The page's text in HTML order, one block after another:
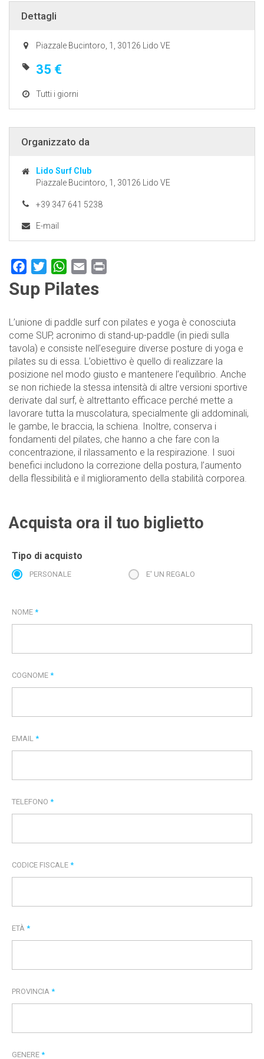
Dettagli
Piazzale Bucintoro, 1, 30126 Lido VE
35 €
Tutti i giorni
Organizzato da
Lido Surf Club
Piazzale Bucintoro, 1, 30126 Lido VE
+39 347 641 5238
E-mail
FacebookTwitterWhatsApp
Email
Sup Pilates
L’unione di paddle surf con pilates e yoga è conosciuta
come SUP, acronimo di stand-up-paddle (in piedi sulla
tavola) e consiste nell’eseguire diverse posture di yoga e
pilates su di essa. L’obiettivo è quello di realizzare la
posizione nel modo giusto e mantenere l’equilibrio. Anche
se non richiede la stessa intensità di altre versioni sportive
derivate dal surf, è altrettanto efficace perché mette a
lavorare tutta la muscolatura, specialmente gli addominali,
le gambe, le braccia, la schiena. Inoltre, conserva i
fondamenti del pilates, che hanno a che fare con la
concentrazione, il rilassamento e la respirazione. I suoi
benefici includono la correzione della postura, l’aumento
della flessibilità e il miglioramento della stabilità corporea.
Acquista ora il tuo biglietto
Tipo di acquisto
PERSONALE E' UN REGALO
NOME *
COGNOME *
EMAIL *
TELEFONO *
CODICE FISCALE *
ETÀ *
PROVINCIA *
GENERE *